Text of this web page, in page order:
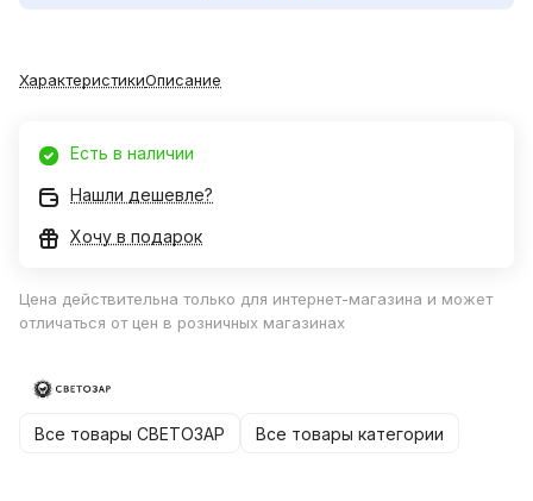
ХарактеристикиОписание
Есть в наличии
Нашли дешевле?
Хочу в подарок
Цена действительна только для интернет-магазина и может
отличаться от цен в розничных магазинах
Все товары СВЕТОЗАР Все товары категории